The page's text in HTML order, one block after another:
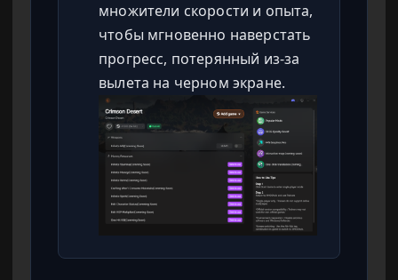
множители скорости и опыта,
чтобы мгновенно наверстать
прогресс, потерянный из-за
вылета на черном экране.